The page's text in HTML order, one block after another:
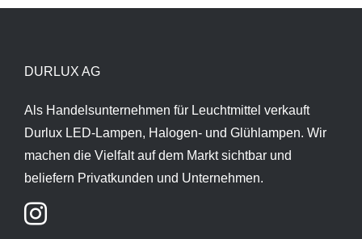
DURLUX AG
Als Handelsunternehmen für Leuchtmittel verkauft
Durlux LED-Lampen, Halogen- und Glühlampen. Wir
machen die Vielfalt auf dem Markt sichtbar und
beliefern Privatkunden und Unternehmen.